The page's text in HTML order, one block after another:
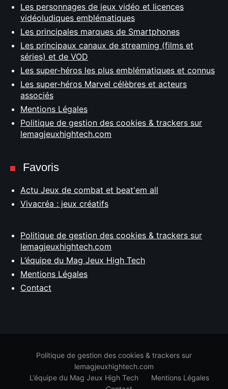
Les personnages de jeux vidéo et licences
vidéoludiques emblématiques
Les principales marques de Smartphones
Les principaux canaux de streaming (films et
séries) et de VOD
Les super-héros les plus emblématiques et connus
Les super-héros Marvel célèbres et acteurs
associés
Mentions Légales
Politique de gestion des cookies & trackers sur
lemagjeuxhightech.com
Favoris
Actu Jeux de combat et beat'em all
Vivacréa : jeux créatifs
Politique de gestion des cookies & trackers sur
lemagjeuxhightech.com
L’équipe du Mag Jeux High Tech
Mentions Légales
Contact
Politique de gestion des cookies & trackers sur
lemagjeuxhightech.com
L’équipe du Mag Jeux High Tech
Mentions Légales